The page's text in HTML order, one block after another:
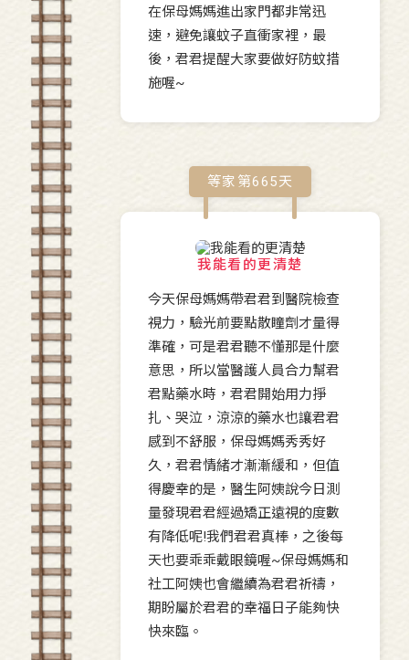
在保母媽媽進出家門都非常迅
速，避免讓蚊子直衝家裡，最
後，君君提醒大家要做好防蚊措
施喔~
等家第665天
我能看的更清楚
今天保母媽媽帶君君到醫院檢查
視力，驗光前要點散瞳劑才量得
準確，可是君君聽不懂那是什麼
意思，所以當醫護人員合力幫君
君點藥水時，君君開始用力掙
扎、哭泣，涼涼的藥水也讓君君
感到不舒服，保母媽媽秀秀好
久，君君情緒才漸漸緩和，但值
得慶幸的是，醫生阿姨說今日測
量發現君君經過矯正遠視的度數
有降低呢!我們君君真棒，之後每
天也要乖乖戴眼鏡喔~保母媽媽和
社工阿姨也會繼續為君君祈禱，
期盼屬於君君的幸福日子能夠快
快來臨。